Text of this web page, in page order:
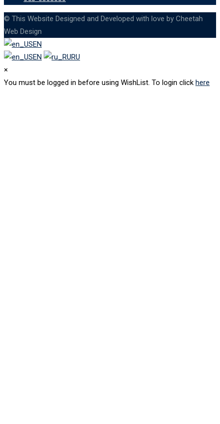
© This Website Designed and Developed with love by Cheetah
Web Design
EN
EN
RU
×
You must be logged in before using WishList. To login click here